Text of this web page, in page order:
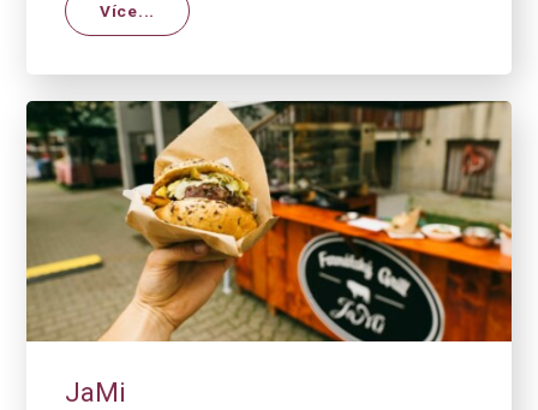
Více...
JaMi